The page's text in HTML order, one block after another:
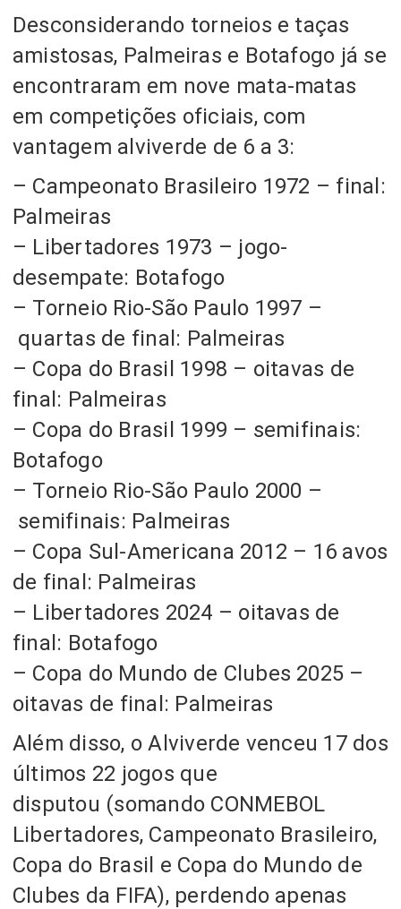
Desconsiderando torneios e taças
amistosas, Palmeiras e Botafogo já se
encontraram em nove mata-matas
em competições oficiais, com
vantagem alviverde de 6 a 3:
– Campeonato Brasileiro 1972 – final:
Palmeiras
– Libertadores 1973 – jogo-
desempate: Botafogo
– Torneio Rio-São Paulo 1997 –
quartas de final: Palmeiras
– Copa do Brasil 1998 – oitavas de
final: Palmeiras
– Copa do Brasil 1999 – semifinais:
Botafogo
– Torneio Rio-São Paulo 2000 –
semifinais: Palmeiras
– Copa Sul-Americana 2012 – 16 avos
de final: Palmeiras
– Libertadores 2024 – oitavas de
final: Botafogo
– Copa do Mundo de Clubes 2025 –
oitavas de final: Palmeiras
Além disso, o Alviverde venceu 17 dos
últimos 22 jogos que
disputou (somando CONMEBOL
Libertadores, Campeonato Brasileiro,
Copa do Brasil e Copa do Mundo de
Clubes da FIFA), perdendo apenas